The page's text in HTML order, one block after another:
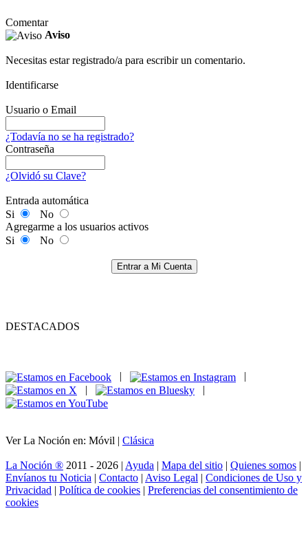
Comentar
Aviso
Necesitas estar registrado/a para escribir un comentario.
Identificarse
Usuario o Email
¿Todavía no se ha registrado?
Contraseña
¿Olvidó su Clave?
Entrada automática
Si
No
Agregarme a los usuarios activos
Si
No
Entrar a Mi Cuenta
DESTACADOS
|
|
Ver La Noción en: Móvil | Clásica
La Noción ® 2011 - 2026 | Ayuda | Mapa del sitio | Quienes somos |
Envíanos tu Noticia | Contacto | Aviso Legal | Condiciones de Uso y
Privacidad | Política de cookies | Preferencias del consentimiento de
cookies